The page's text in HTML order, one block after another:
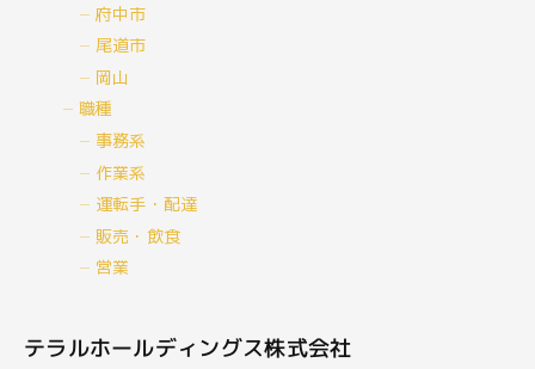
府中市
尾道市
岡山
職種
事務系
作業系
運転手・配達
販売・飲食
営業
テラルホールディングス株式会社